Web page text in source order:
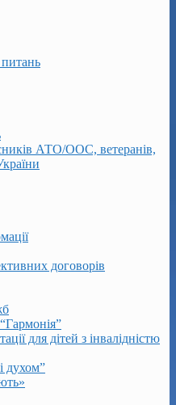
АТО/ООС, ветеранів,
договорів
для дітей з інвалідністю
духом”